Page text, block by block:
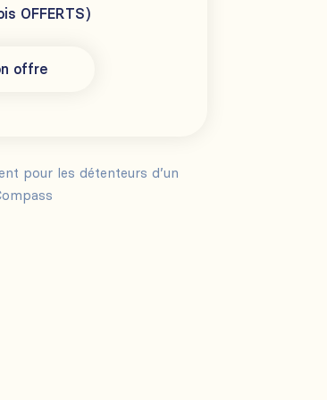
OFFERTS)
offre
pour les détenteurs d’un